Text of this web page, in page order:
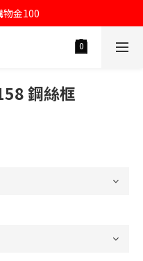
物金100
物金100
購物金
鋼絲框